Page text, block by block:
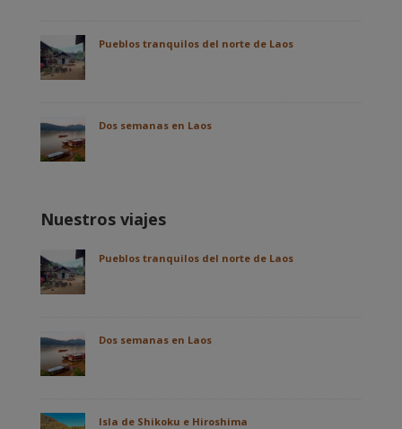
Pueblos tranquilos del norte de Laos
Dos semanas en Laos
Nuestros viajes
Pueblos tranquilos del norte de Laos
Dos semanas en Laos
Isla de Shikoku e Hiroshima